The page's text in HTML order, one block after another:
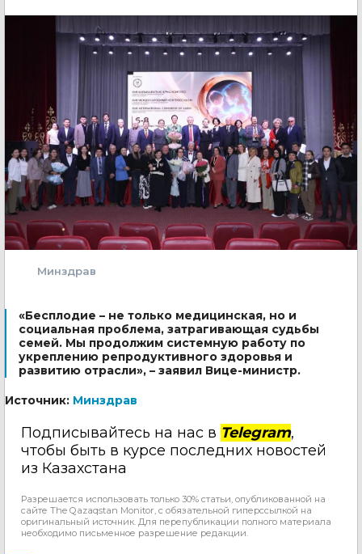
Минздрав
«Бесплодие – не только медицинская, но и
социальная проблема, затрагивающая судьбы
семей. Мы продолжим системную работу по
укреплению репродуктивного здоровья и
развитию отрасли», – заявил Вице-министр.
Источник: Минздрав
Подписывайтесь на нас в Telegram,
чтобы быть в курсе последних новостей
из Казахстана
Разрешается использовать только 30% статьи, опубликованной на
сайте The Qazaqstan Monitor, с обязательной гиперссылкой на
оригинальный источник. Для перепубликации полного материала
необходимо письменное разрешение редакции.